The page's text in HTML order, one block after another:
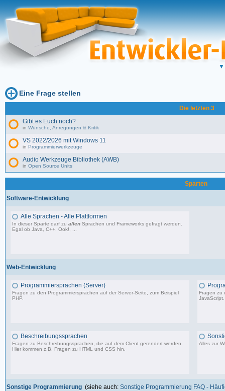
Eine Frage stellen
Die letzten 3
Gibt es Euch noch?
in Wünsche, Anregungen & Kritik
VS 2022/2026 mit Windows 11
in Programmierwerkzeuge
Audio Werkzeuge Bibliothek (AWB)
in Open Source Units
Sparten
Software-Entwicklung
Alle Sprachen - Alle Plattformen
In dieser Sparte darf zuallen Sprachen und Frameworks gefragt werden.
Egal ob Java, C++, Ook!, ...
Web-Entwicklung
Programmiersprachen (Server)
Fragen zu den Programmiersprachen auf der Server-Seite, zum Beispiel
PHP.
Fragen zu
JavaScript.
Beschreibungssprachen
Fragen zu Beschreibungssprachen, die auf dem Client gerendert werden.
Hier kommen z.B. Fragen zu HTML und CSS hin.
Alles zur
Sonstige Programmierung (siehe auch: Sonstige Programmierung FAQ -